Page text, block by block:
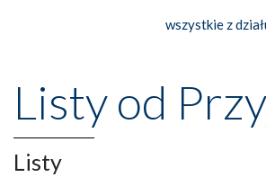
Nasze pielgrzymkowe wyprawy,
wspaniałe klasztory w miasteczku
Opatrznościową pomoc w
niepodległość kraju. Zachwyt budziła
misterna architektura tych
wspaniałe zdobienia, dbałość ich
połączenie talentów z
wszystkie z
Listy od
Listy